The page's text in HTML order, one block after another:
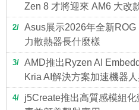
Zen 8 才將迎來 AM6 大改
2
Asus展示2026年全新
力散熱器長什麼樣
3
AMD推出Ryzen AI
Kria AI解決方案加速機器
4
j5Create推出高質感模組